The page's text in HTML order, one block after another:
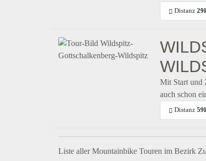
Distanz
Mit Start und
auch schon
Distanz
Liste aller Mountainbike Touren im Bezirk